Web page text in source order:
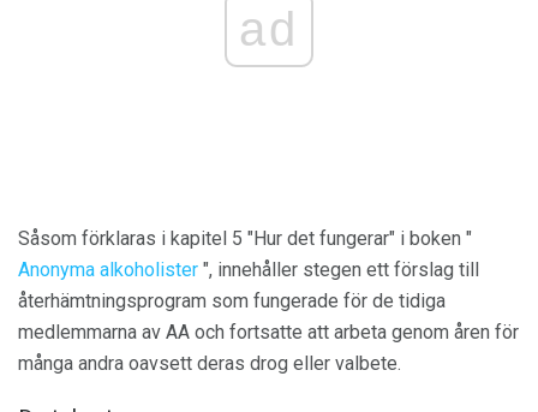
ad
Såsom förklaras i kapitel 5 "Hur det fungerar" i boken "
Anonyma alkoholister ", innehåller stegen ett förslag till
återhämtningsprogram som fungerade för de tidiga
medlemmarna av AA och fortsatte att arbeta genom åren för
många andra oavsett deras drog eller valbete.